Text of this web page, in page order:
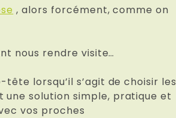
, alors forcément, comme on
nous rendre visite…
lorsqu’il s’agit de choisir les
une solution simple, pratique et
vos proches